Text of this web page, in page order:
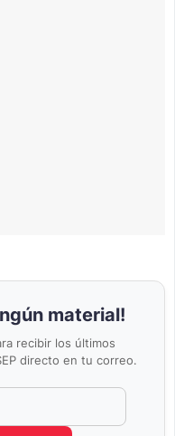
material!
recibir los últimos
directo en tu correo.
completar este campo